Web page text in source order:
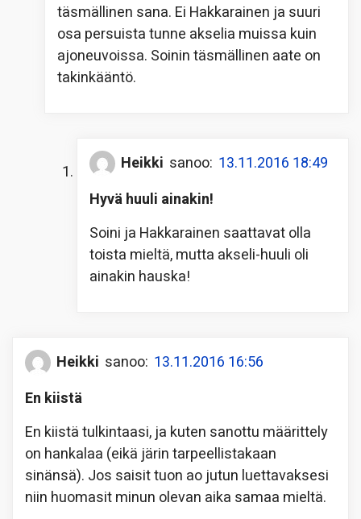
täsmällinen sana. Ei Hakkarainen ja suuri
osa persuista tunne akselia muissa kuin
ajoneuvoissa. Soinin täsmällinen aate on
takinkääntö.
Heikki sanoo: 13.11.2016 18:49
Hyvä huuli ainakin!
Soini ja Hakkarainen saattavat olla
toista mieltä, mutta akseli-huuli oli
ainakin hauska!
Heikki sanoo: 13.11.2016 16:56
En kiistä
En kiistä tulkintaasi, ja kuten sanottu määrittely
on hankalaa (eikä järin tarpeellistakaan
sinänsä). Jos saisit tuon ao jutun luettavaksesi
niin huomasit minun olevan aika samaa mieltä.